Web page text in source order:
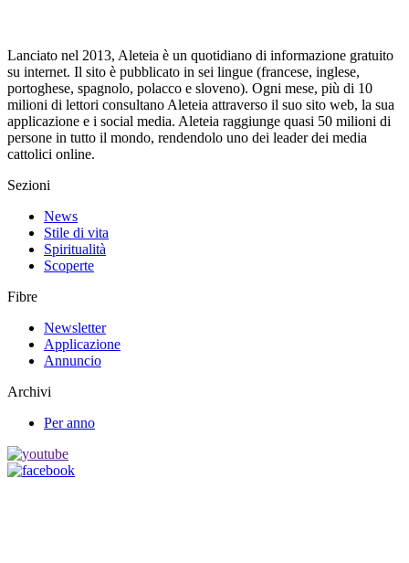
Lanciato nel 2013, Aleteia è un quotidiano di informazione gratuito
su internet. Il sito è pubblicato in sei lingue (francese, inglese,
portoghese, spagnolo, polacco e sloveno). Ogni mese, più di 10
milioni di lettori consultano Aleteia attraverso il suo sito web, la sua
applicazione e i social media. Aleteia raggiunge quasi 50 milioni di
persone in tutto il mondo, rendendolo uno dei leader dei media
cattolici online.
Sezioni
News
Stile di vita
Spiritualità
Scoperte
Fibre
Newsletter
Applicazione
Annuncio
Archivi
Per anno